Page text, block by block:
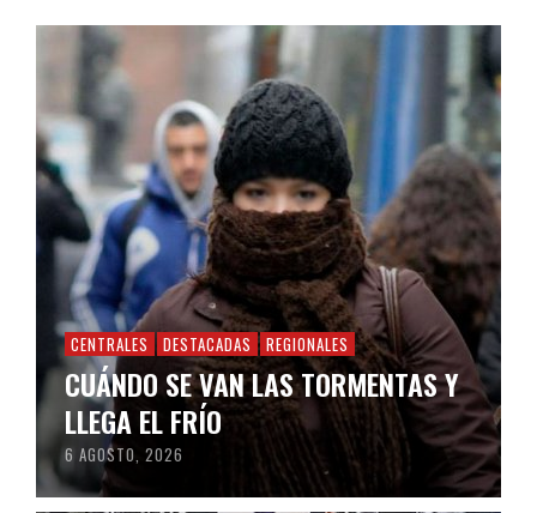
CENTRALES DESTACADAS REGIONALES
CUÁNDO SE VAN LAS TORMENTAS Y
LLEGA EL FRÍO
6 AGOSTO, 2026